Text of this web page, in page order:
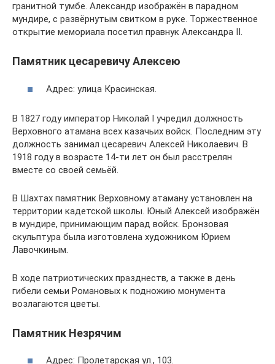
гранитной тумбе. Александр изображён в парадном
мундире, с развёрнутым свитком в руке. Торжественное
открытие мемориала посетил правнук Александра II.
Памятник цесаревичу Алексею
Адрес: улица Красинская.
В 1827 году император Николай I учредил должность
Верховного атамана всех казачьих войск. Последним эту
должность занимал цесаревич Алексей Николаевич. В
1918 году в возрасте 14-ти лет он был расстрелян
вместе со своей семьёй.
В Шахтах памятник Верховному атаману установлен на
территории кадетской школы. Юный Алексей изображён
в мундире, принимающим парад войск. Бронзовая
скульптура была изготовлена художником Юрием
Лавочкиным.
В ходе патриотических празднеств, а также в день
гибели семьи Романовых к подножию монумента
возлагаются цветы.
Памятник Незрячим
Адрес: Пролетарская ул., 103.